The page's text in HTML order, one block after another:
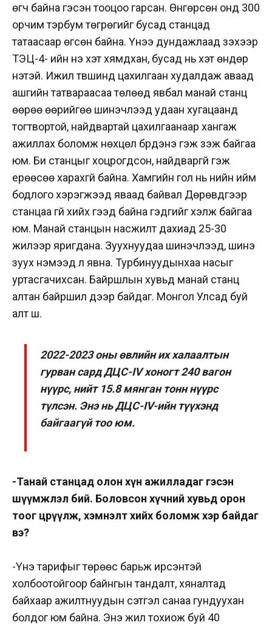
өгч байна гэсэн тооцоо гарсан. Өнгөрсөн онд 300
орчим тэрбум төгрөгийг бусад станцад
татаасаар өгсөн байна. Үнээ дундажлаад үзэхээр
ТЭЦ-4- ийн үнэ хэт хямдхан, бусад нь хэт өндөр
үнэтэй. Ижил түвшинд цахилгаан худалдаж аваад
ашгийн татвараасаа төлөөд явбал манай станц
өөрөө өөрийгөө шинэчлээд удаан хугацаанд
тогтвортой, найдвартай цахилгаанаар хангаж
ажиллах боломж нөхцөл бүрдэнэ гэж үзэж байгаа
юм. Би станцыг хоцрогдсон, найдваргүй гэж
ерөөсөө харахгүй байна. Хамгийн гол нь үнийн ийм
бодлого хэрэгжээд яваад байвал Дөрөвдүгээр
станцаа үгүй хийх гээд байна гэдгийг хэлж байгаа
юм. Манай станцын насжилт дахиад 25-30
жилээр яригдана. Зуухнуудаа шинэчлээд, шинэ
зуух нэмээд л явна. Турбинуудынхаа насыг
уртасгачихсан. Байршлын хувьд манай станц
алтан байршил дээр байдаг. Монгол Улсад буй
алт шүү.
2022-2023 оны өвлийн их халаалтын
гурван сард ДЦС-IV хоногт 240 вагон
нүүрс, нийт 15.8 мянган тонн нүүрс
түлсэн. Энэ нь ДЦС-IV-ийн түүхэнд
байгаагүй тоо юм.
-Танай станцад олон хүн ажилладаг гэсэн
шүүмжлэл бий. Боловсон хүчний хувьд орон
тоог цөөрүүлж, хэмнэлт хийх боломж хэр байдаг
вэ?
-Үнэ тарифыг төрөөс барьж ирсэнтэй
холбоотойгоор байнгын тандалт, хяналтад
байхаар ажилтнуудын сэтгэл санаа гундуухан
болдог юм байна. Энэ жил тохиож буй 40